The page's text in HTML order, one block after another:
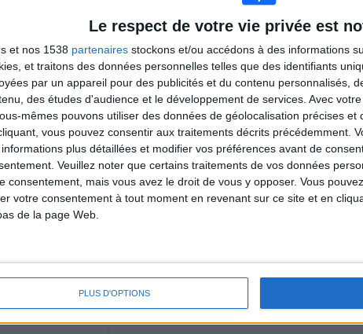
Le respect de votre vie privée est
et nos 1538 partenaires stockons et/ou accédons à des informations
et traitons des données personnelles telles que des identifiants
par un appareil pour des publicités et du contenu personnalisés,
des études d'audience et le développement de services. Avec
mêmes pouvons utiliser des données de géolocalisation précises et
vous pouvez consentir aux traitements décrits précédemment.
plus détaillées et modifier vos préférences avant de
Veuillez noter que certains traitements de vos données
consentement, mais vous avez le droit de vous y opposer. Vous
votre consentement à tout moment en revenant sur ce site et en
de la page Web.
PLUS D'OPTIONS
Aubagne FC Sochaux